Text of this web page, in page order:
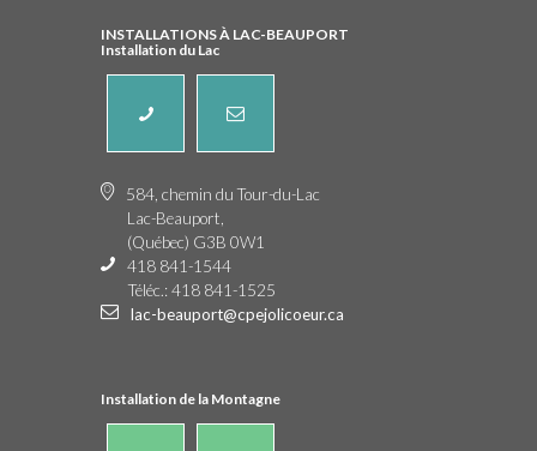
INSTALLATIONS À LAC-BEAUPORT
Installation du Lac
584, chemin du Tour-du-Lac
Lac-Beauport,
(Québec) G3B 0W1
418 841-1544
Téléc.: 418 841-1525
lac-beauport@cpejolicoeur.ca
Installation de la Montagne